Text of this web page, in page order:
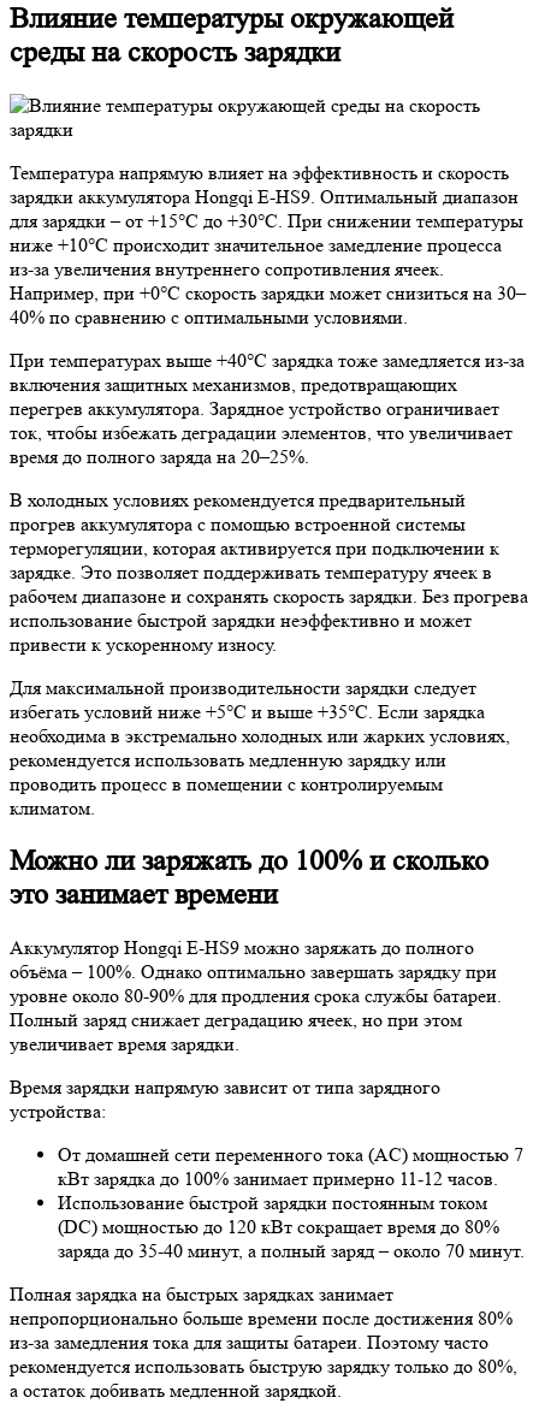
Влияние температуры окружающей
среды на скорость зарядки
Температура напрямую влияет на эффективность и скорость
зарядки аккумулятора Hongqi E-HS9. Оптимальный диапазон
для зарядки – от +15°C до +30°C. При снижении температуры
ниже +10°C происходит значительное замедление процесса
из-за увеличения внутреннего сопротивления ячеек.
Например, при +0°C скорость зарядки может снизиться на 30–
40% по сравнению с оптимальными условиями.
При температурах выше +40°C зарядка тоже замедляется из-за
включения защитных механизмов, предотвращающих
перегрев аккумулятора. Зарядное устройство ограничивает
ток, чтобы избежать деградации элементов, что увеличивает
время до полного заряда на 20–25%.
В холодных условиях рекомендуется предварительный
прогрев аккумулятора с помощью встроенной системы
терморегуляции, которая активируется при подключении к
зарядке. Это позволяет поддерживать температуру ячеек в
рабочем диапазоне и сохранять скорость зарядки. Без прогрева
использование быстрой зарядки неэффективно и может
привести к ускоренному износу.
Для максимальной производительности зарядки следует
избегать условий ниже +5°C и выше +35°C. Если зарядка
необходима в экстремально холодных или жарких условиях,
рекомендуется использовать медленную зарядку или
проводить процесс в помещении с контролируемым
климатом.
Можно ли заряжать до 100% и сколько
это занимает времени
Аккумулятор Hongqi E-HS9 можно заряжать до полного
объёма – 100%. Однако оптимально завершать зарядку при
уровне около 80-90% для продления срока службы батареи.
Полный заряд снижает деградацию ячеек, но при этом
увеличивает время зарядки.
Время зарядки напрямую зависит от типа зарядного
устройства:
От домашней сети переменного тока (AC) мощностью 7
кВт зарядка до 100% занимает примерно 11-12 часов.
Использование быстрой зарядки постоянным током
(DC) мощностью до 120 кВт сокращает время до 80%
заряда до 35-40 минут, а полный заряд – около 70 минут.
Полная зарядка на быстрых зарядках занимает
непропорционально больше времени после достижения 80%
из-за замедления тока для защиты батареи. Поэтому часто
рекомендуется использовать быструю зарядку только до 80%,
а остаток добивать медленной зарядкой.